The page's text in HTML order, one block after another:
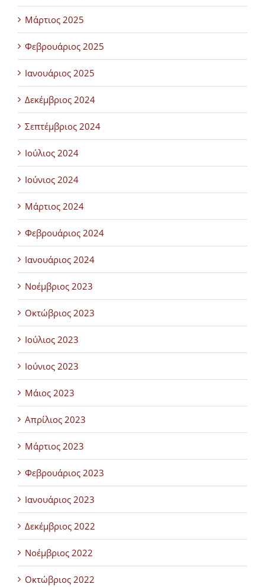
Μάρτιος 2025
Φεβρουάριος 2025
Ιανουάριος 2025
Δεκέμβριος 2024
Σεπτέμβριος 2024
Ιούλιος 2024
Ιούνιος 2024
Μάρτιος 2024
Φεβρουάριος 2024
Ιανουάριος 2024
Νοέμβριος 2023
Οκτώβριος 2023
Ιούλιος 2023
Ιούνιος 2023
Μάιος 2023
Απρίλιος 2023
Μάρτιος 2023
Φεβρουάριος 2023
Ιανουάριος 2023
Δεκέμβριος 2022
Νοέμβριος 2022
Οκτώβριος 2022